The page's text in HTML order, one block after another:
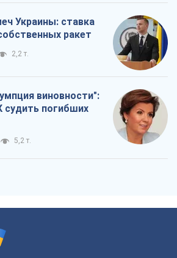
Украины: ставка
ракет
2,2 т.
виновности":
судить погибших
5,2 т.